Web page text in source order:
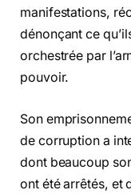
manifestations,
dénonçant ce
orchestrée par
pouvoir.
Son
de corruption a
dont beaucoup
ont été arrêtés, et